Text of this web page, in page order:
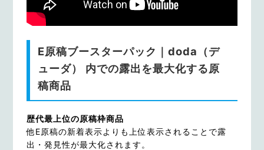
E原稿ブースターパック｜doda（デ
ューダ） 内での露出を最大化する原
稿商品
歴代最上位の原稿枠商品
他E原稿の新着表示よりも上位表示されることで露
出・発見性が最大化されます。